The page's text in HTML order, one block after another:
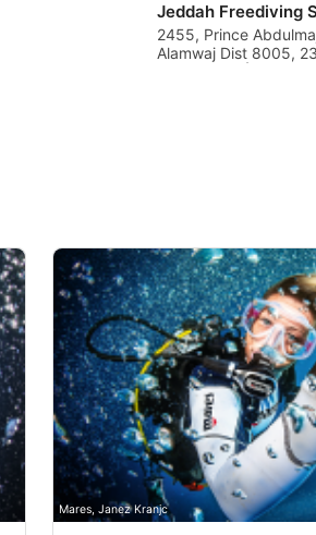
Jeddah Freediving
2455, Prince
Alamwaj Dist 8005,
Mares, Janez Kranjc
activamente